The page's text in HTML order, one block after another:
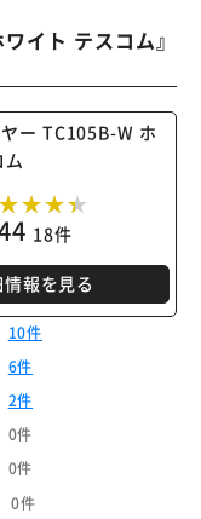
イト テスコム』
ー TC105B-W ホ
ム
18件
報を見る
10件
6件
2件
0件
0件
0件